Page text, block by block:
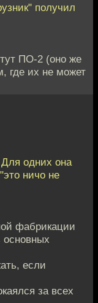
получил
ПО-2 (оно же
где их не может
одних она
ничо не
фабрикации
если
за всех